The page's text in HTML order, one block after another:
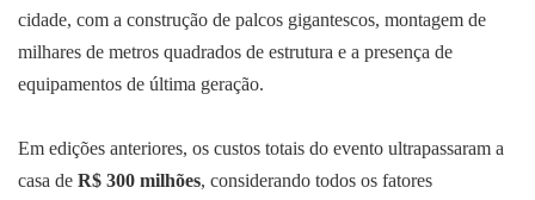
cidade, com a construção de palcos gigantescos, montagem de
milhares de metros quadrados de estrutura e a presença de
equipamentos de última geração.
Em edições anteriores, os custos totais do evento ultrapassaram a
casa de R$ 300 milhões, considerando todos os fatores